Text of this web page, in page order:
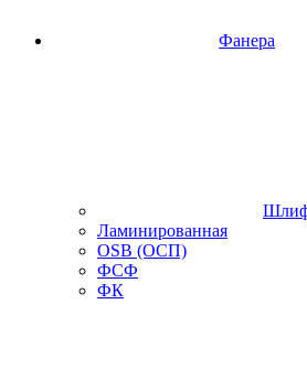
Фанера
Ламинированная
OSB (ОСП)
ФСФ
ФК